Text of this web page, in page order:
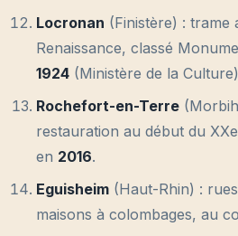
Locronan (Finistère) : trame
Renaissance, classé
1924 (Ministère de la
Rochefort-en-Terre
restauration au début du
en 2016.
Eguisheim (Haut-Rhin) :
maisons à colombages, au